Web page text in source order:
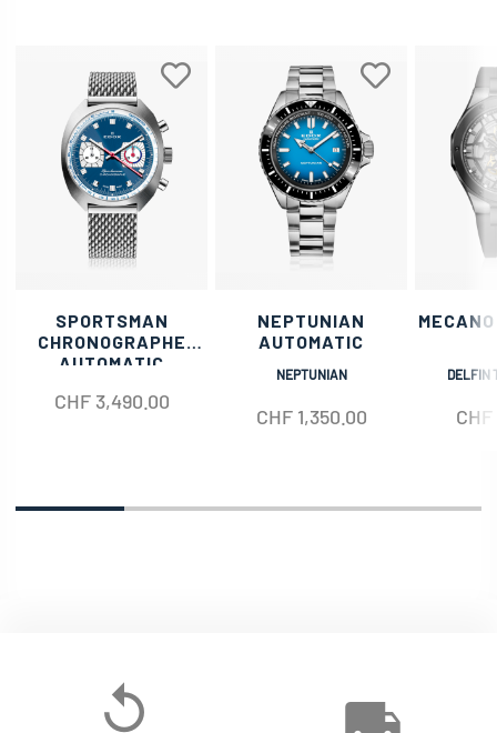
SPORTSMAN
CHRONOGRAPHE
AUTOMATIC
CHF3,490.00
NEPTUNIAN
AUTOMATIC
NEPTUNIAN
CHF1,350.00
DELFIN
CHF